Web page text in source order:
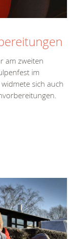
am zweiten
im
sich auch